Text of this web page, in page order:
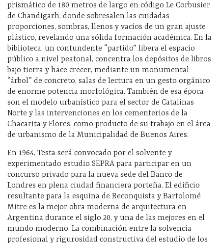
prismático de 180 metros de largo en código Le Corbusier
de Chandigarh, donde sobresalen las cuidadas
proporciones, sombras, llenos y vacíos de un gran ajuste
plástico, revelando una sólida formación académica. En la
biblioteca, un contundente “partido” libera el espacio
público a nivel peatonal, concentra los depósitos de libros
bajo tierra y hace crecer, mediante un monumental
“árbol” de concreto, salas de lectura en un gesto orgánico
de enorme potencia morfológica. También de esa época
son el modelo urbanístico para el sector de Catalinas
Norte y las intervenciones en los cementerios de la
Chacarita y Flores, como producto de su trabajo en el área
de urbanismo de la Municipalidad de Buenos Aires.
En 1964, Testa será convocado por el solvente y
experimentado estudio SEPRA para participar en un
concurso privado para la nueva sede del Banco de
Londres en plena ciudad financiera porteña. El edificio
resultante para la esquina de Reconquista y Bartolomé
Mitre es la mejor obra moderna de arquitectura en
Argentina durante el siglo 20, y una de las mejores en el
mundo moderno. La combinación entre la solvencia
profesional y rigurosidad constructiva del estudio de los